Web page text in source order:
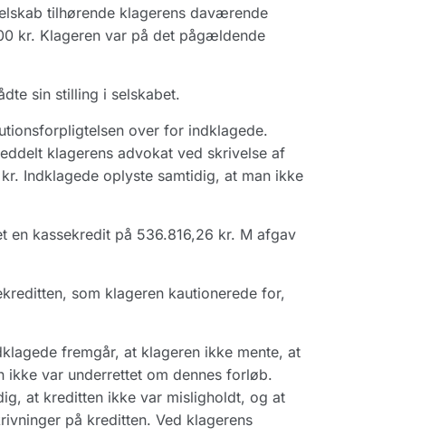
tilhørende klagerens daværende
kr. Klageren var på det pågældende
sin stilling i selskabet.
over for indklagede.
klagerens advokat ved skrivelse af
Indklagede oplyste samtidig, at man ikke
en kassekredit på 536.816,26 kr. M afgav
som klageren kautionerede for,
fremgår, at klageren ikke mente, at
var underrettet om dennes forløb.
at kreditten ikke var misligholdt, og at
på kreditten. Ved klagerens